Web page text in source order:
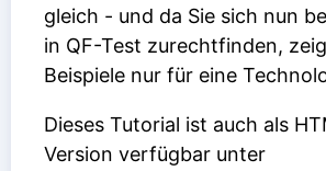
gleich - und da Sie sich nun
in QF-Test zurechtfinden,
Beispiele nur für eine
Dieses Tutorial ist auch als
Version verfügbar unter